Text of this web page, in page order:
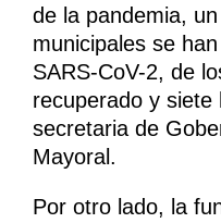
de la pandemia,
municipales se
SARS-CoV-2, de
recuperado y
secretaria de
Mayoral.
Por otro lado, la